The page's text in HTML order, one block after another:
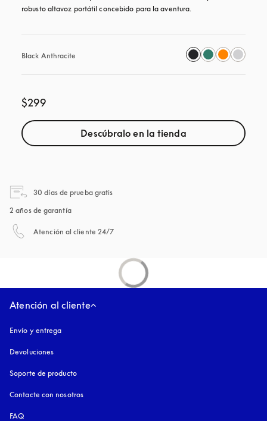
robusto altavoz portátil concebido para la aventura.
Black Anthracite
$299
Descúbralo en la tienda
30 días de prueba gratis
2 años de garantía
Atención al cliente 24/7
Atención al cliente
Envío y entrega
Devoluciones
Soporte de producto
Contacte con nosotros
FAQ